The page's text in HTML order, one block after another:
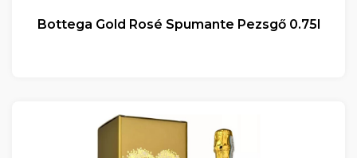
Bottega Gold Rosé Spumante Pezsgő 0.75l